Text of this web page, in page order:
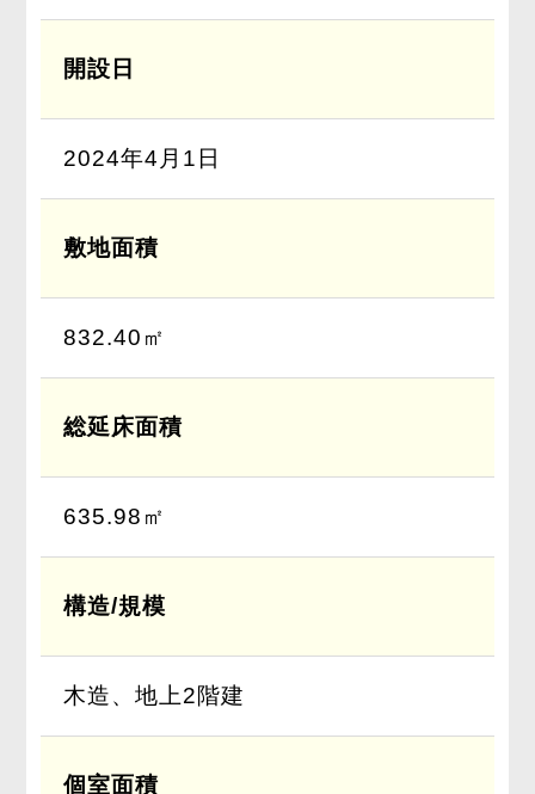
開設日
2024年4月1日
敷地面積
832.40㎡
総延床面積
635.98㎡
構造/規模
木造、地上2階建
個室面積